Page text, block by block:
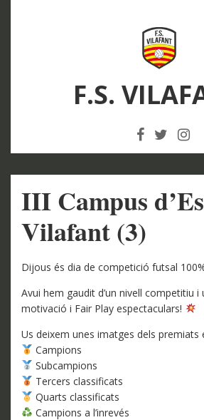
F.S.
III Campus
Vilafant (3)
Dijous és dia de competició futsal
Avui hem gaudit d’un nivell competitiu i
motivació i Fair Play espectaculars!
Us deixem unes imatges dels premiats
Campions
Subcampions
Tercers classificats
Quarts classificats
Campions a l’inrevés